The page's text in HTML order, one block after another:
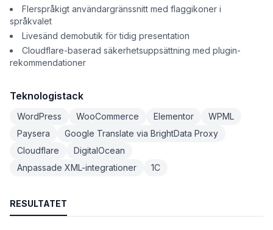
Flerspråkigt användargränssnitt med flaggikoner i
språkvalet
Livesänd demobutik för tidig presentation
Cloudflare-baserad säkerhetsuppsättning med plugin-
rekommendationer
Teknologistack
WordPress WooCommerce Elementor
WPML
Paysera
Google Translate via BrightData Proxy
Cloudflare
DigitalOcean
Anpassade XML-integrationer
1C
RESULTATET